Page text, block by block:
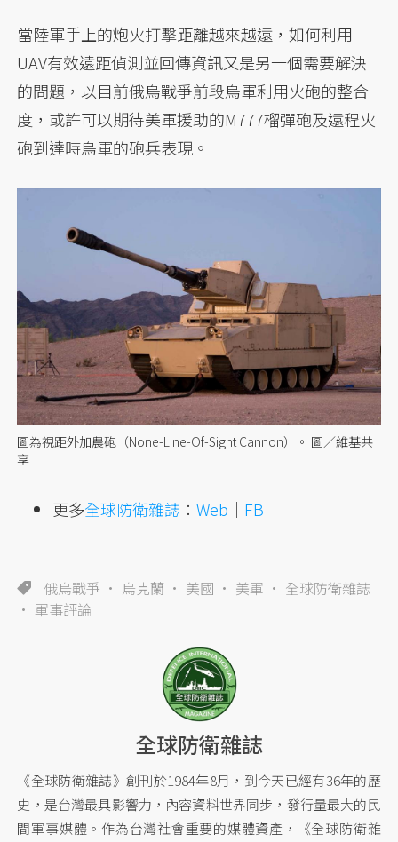
當陸軍手上的炮火打擊距離越來越遠，如何利用
UAV有效遠距偵測並回傳資訊又是另一個需要解決
的問題，以目前俄烏戰爭前段烏軍利用火砲的整合
度，或許可以期待美軍援助的M777榴彈砲及遠程火
砲到達時烏軍的砲兵表現。
圖為視距外加農砲（None-Line-Of-Sight Cannon）。 圖／維基共
享
更多全球防衛雜誌 ：Web ｜ FB
俄烏戰爭 烏克蘭 美國 美軍
全球防衛雜誌
軍事評論
全球防衛雜誌
《全球防衛雜誌》創刊於1984年8月，到今天已經有36年的歷
史，是台灣最具影響力，內容資料世界同步，發行量最大的民
間軍事媒體。作為台灣社會重要的媒體資產，《全球防衛雜